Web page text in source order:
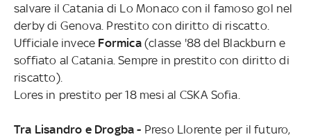
salvare il Catania di Lo Monaco con il famoso gol nel
derby di Genova. Prestito con diritto di riscatto.
Ufficiale invece Formica (classe '88 del Blackburn e
soffiato al Catania. Sempre in prestito con diritto di
riscatto).
Lores in prestito per 18 mesi al CSKA Sofia.
Tra Lisandro e Drogba - Preso Llorente per il futuro,